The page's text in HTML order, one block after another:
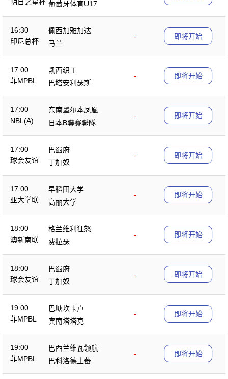
葡萄牙体育U17
16:30
印尼总杯
佩西加雅加达
-
马兰
即将开始
17:00
菲MPBL
凯西织工
-
巴塔安利瑟斯
即将开始
17:00
NBL(A)
东南墨尔本凤凰
-
日本B聯賽聯隊
即将开始
17:00
球会友谊
巴蜀府
-
丁加奴
即将开始
17:00
亚大学联
早稻田大学
-
高丽大学
即将开始
18:00
澳新南联
格兰维利狂怒
-
费拉瑟
即将开始
18:00
球会友谊
巴蜀府
-
丁加奴
即将开始
19:00
菲MPBL
巴塘坎卡卢
-
宾南塔塔克
即将开始
19:00
菲MPBL
巴西兰维瓦领航
-
巴科洛德土蕃
即将开始